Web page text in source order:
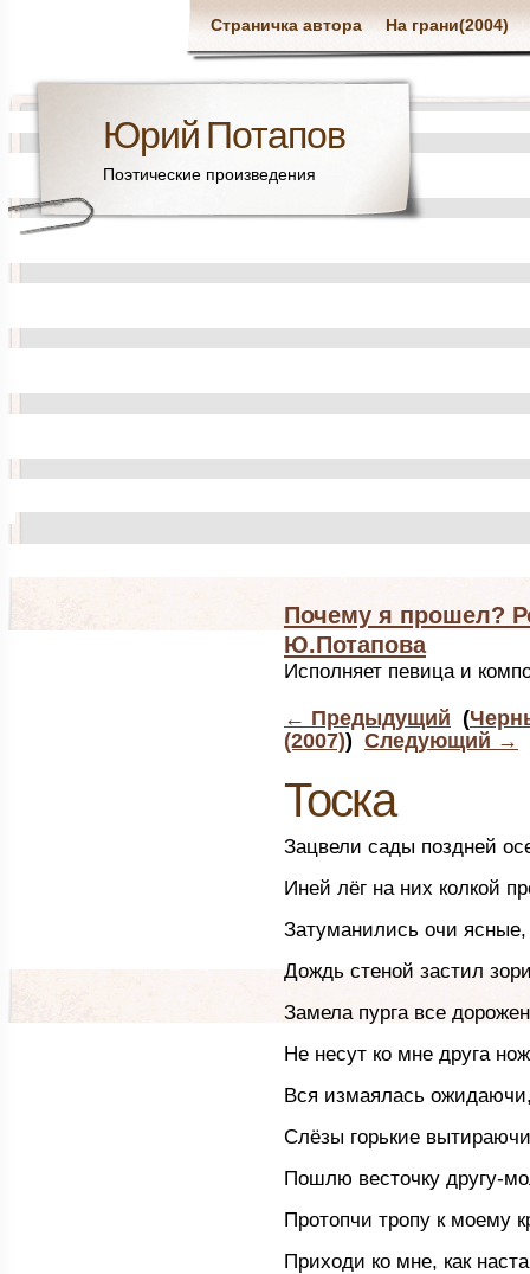
Страничка автора На грани(2004)
Юрий Потапов
Поэтические произведения
Почему я прошел?
Ю.Потапова
Исполняет певица и
← Предыдущий (
(2007)) Следующий →
Тоска
Зацвели сады поздней
Иней лёг на них колкой
Затуманились очи ясные,
Дождь стеной застил
Замела пурга все
Не несут ко мне друга
Вся измаялась
Слёзы горькие
Пошлю весточку другу-
Протопчи тропу к моему
Приходи ко мне, как